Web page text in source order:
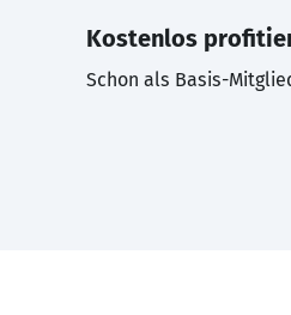
Kostenlos
Schon als Basis-